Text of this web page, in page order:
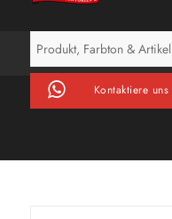
Kontaktiere